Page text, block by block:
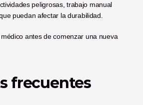
peligrosas, trabajo manual
puedan afectar la durabilidad.
antes de comenzar una nueva
frecuentes